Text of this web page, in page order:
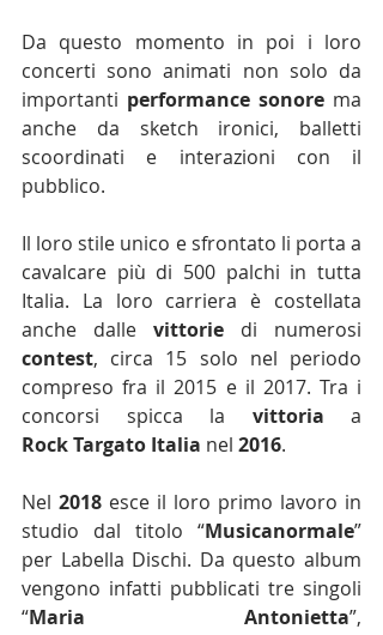
Da questo momento in poi i loro
concerti sono animati non solo da
importanti performance sonore ma
anche da sketch ironici, balletti
scoordinati e interazioni con il
pubblico.
Il loro stile unico e sfrontato li porta a
cavalcare più di 500 palchi in tutta
Italia. La loro carriera è costellata
anche dalle vittorie
contest, circa 15 solo nel periodo
compreso fra il 2015 e il 2017. Tra i
concorsi spicca la vittoria
Rock Targato Italia nel 2016.
Nel 2018 esce il loro primo lavoro in
studio dal titolo “Musicanormale”
per Labella Dischi. Da questo album
vengono infatti pubblicati tre singoli
“Maria Antonietta”,